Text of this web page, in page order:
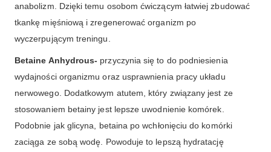
anabolizm. Dzięki temu osobom ćwiczącym łatwiej zbudować
tkankę mięśniową i zregenerować organizm po
wyczerpującym treningu.
Betaine Anhydrous- przyczynia się to do podniesienia
wydajności organizmu oraz usprawnienia pracy układu
nerwowego. Dodatkowym atutem, który związany jest ze
stosowaniem betainy jest lepsze uwodnienie komórek.
Podobnie jak glicyna, betaina po wchłonięciu do komórki
zaciąga ze sobą wodę. Powoduje to lepszą hydratację